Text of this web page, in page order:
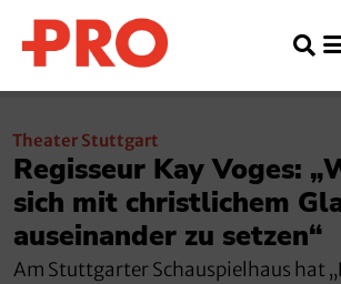
Theater Stuttgart
Regisseur Kay Voges:
sich mit christlichem
auseinander zu setzen“
Am Stuttgarter Schauspielhaus hat